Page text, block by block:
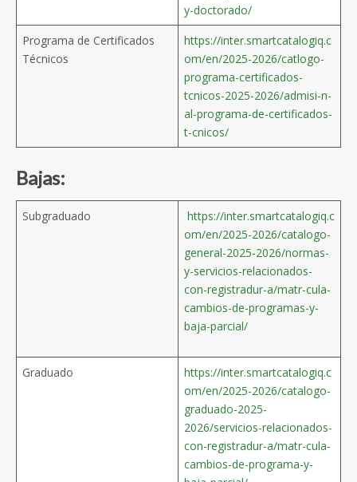
y-doctorado/
Programa de Certificados
Técnicos
https://inter.smartcatalogiq.c
om/en/2025-2026/catlogo-
programa-certificados-
tcnicos-2025-2026/admisi-n-
al-programa-de-certificados-
t-cnicos/
Bajas:
Subgraduado
https://inter.smartcatalogiq.c
om/en/2025-2026/catalogo-
general-2025-2026/normas-
y-servicios-relacionados-
con-registradur-a/matr-cula-
cambios-de-programas-y-
baja-parcial/
Graduado
https://inter.smartcatalogiq.c
om/en/2025-2026/catalogo-
graduado-2025-
2026/servicios-relacionados-
con-registradur-a/matr-cula-
cambios-de-programa-y-